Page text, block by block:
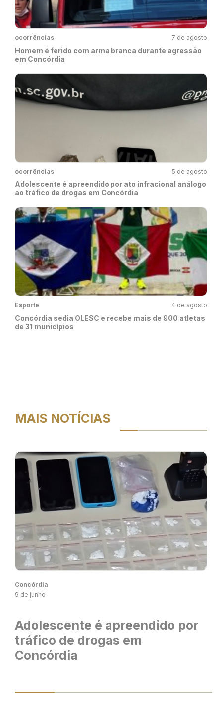
ocorrências 7 de agosto
Homem é ferido com arma branca durante agressão
em Concórdia
ocorrências 5 de agosto
Adolescente é apreendido por ato infracional análogo
ao tráfico de drogas em Concórdia
Esporte 4 de agosto
Concórdia sedia OLESC e recebe mais de 900 atletas
de 31 municípios
MAIS NOTÍCIAS
Concórdia
9 de junho
Adolescente é apreendido por
tráfico de drogas em
Concórdia